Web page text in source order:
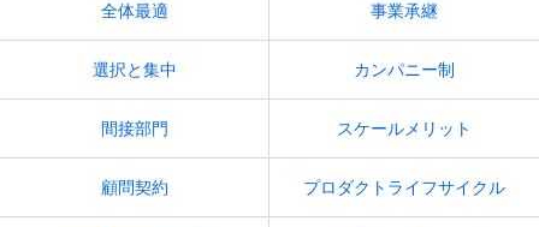
全体最適 事業承継
選択と集中 カンパニー制
間接部門 スケールメリット
顧問契約 プロダクトライフサイクル